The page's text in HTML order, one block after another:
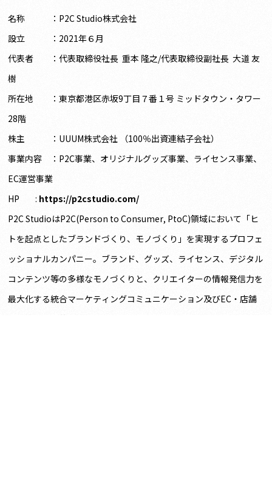
名称 ：P2C Studio株式会社
設立 ：2021年６月
代表者 ：代表取締役社長 重本 隆之/代表取締役副社長 大道 友
樹
所在地 ：東京都港区赤坂9丁目７番１号 ミッドタウン・タワー
28階
株主 ：UUUM株式会社 （100％出資連結子会社）
事業内容 ：P2C事業、オリジナルグッズ事業、ライセンス事業、
EC運営事業
HP : https://p2cstudio.com/
P2C StudioはP2C(Person to Consumer, PtoC)領域において「ヒ
トを起点としたブランドづくり、モノづくり」を実現するプロフェ
ッショナルカンパニー。ブランド、グッズ、ライセンス、デジタル
コンテンツ等の多様なモノづくりと、クリエイターの情報発信力を
最大化する統合マーケティングコミュニケーション及びEC・店舗